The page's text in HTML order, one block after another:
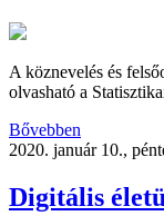
A köznevelés és
olvasható a
Bővebben
2020. január 10.,
Digitális